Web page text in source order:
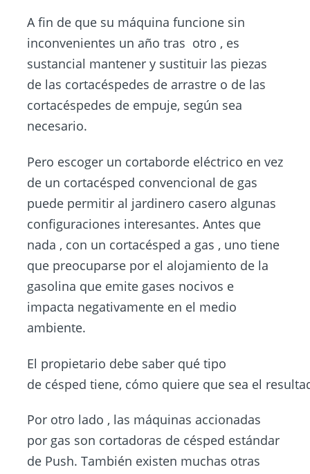
A fin de que su máquina funcione sin
inconvenientes un año tras otro , es
sustancial mantener y sustituir las piezas
de las cortacéspedes de arrastre o de las
cortacéspedes de empuje, según sea
necesario.
Pero escoger un cortaborde eléctrico en vez
de un cortacésped convencional de gas
puede permitir al jardinero casero algunas
configuraciones interesantes. Antes que
nada , con un cortacésped a gas , uno tiene
que preocuparse por el alojamiento de la
gasolina que emite gases nocivos e
impacta negativamente en el medio
ambiente.
El propietario debe saber qué tipo
de césped tiene, cómo quiere que sea el
Por otro lado , las máquinas accionadas
por gas son cortadoras de césped estándar
de Push. También existen muchas otras